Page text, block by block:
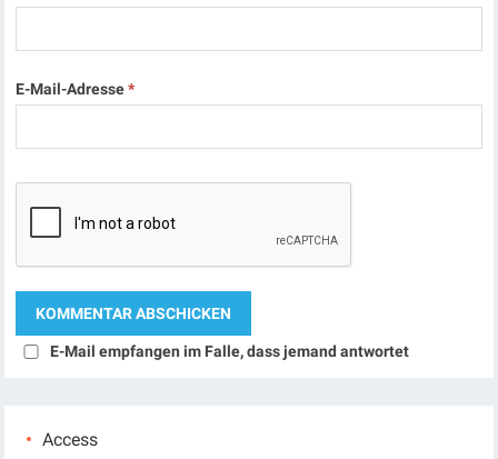
E-Mail-Adresse*
E-Mail empfangen im Falle, dass jemand antwortet
Access